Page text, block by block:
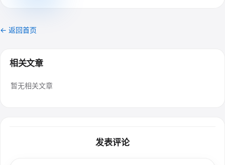
← 返回首页
相关文章
暂无相关文章
发表评论